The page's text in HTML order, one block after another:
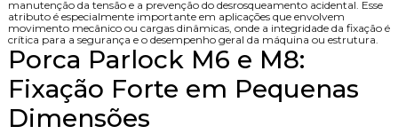
manutenção da tensão e a prevenção do desrosqueamento acidental. Esse
atributo é especialmente importante em aplicações que envolvem
movimento mecânico ou cargas dinâmicas, onde a integridade da fixação é
crítica para a segurança e o desempenho geral da máquina ou estrutura.
Porca Parlock M6 e M8:
Fixação Forte em Pequenas
Dimensões